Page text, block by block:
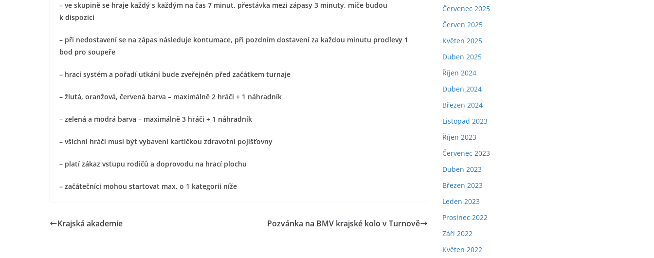
– ve skupině se hraje každý s každým na čas 7 minut, přestávka mezi zápasy 3 minuty, míče budou
k dispozici
– při nedostavení se na zápas následuje kontumace, při pozdním dostavení za každou minutu prodlevy 1
bod pro soupeře
– hrací systém a pořadí utkání bude zveřejněn před začátkem turnaje
– žlutá, oranžová, červená barva – maximálně 2 hráči + 1 náhradník
– zelená a modrá barva – maximálně 3 hráči + 1 náhradník
– všichni hráči musí být vybaveni kartičkou zdravotní pojišťovny
– platí zákaz vstupu rodičů a doprovodu na hrací plochu
– začátečníci mohou startovat max. o 1 kategorii níže
Krajská akademie Pozvánka na BMV krajské kolo v Turnově
Červenec 2025
Červen 2025
Květen 2025
Duben 2025
Říjen 2024
Duben 2024
Březen 2024
Listopad 2023
Říjen 2023
Červenec 2023
Duben 2023
Březen 2023
Leden 2023
Prosinec 2022
Září 2022
Květen 2022